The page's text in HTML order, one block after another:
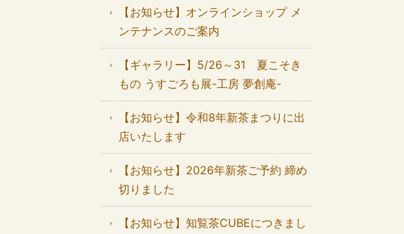
【お知らせ】オンラインショップ メ
ンテナンスのご案内
【ギャラリー】5/26～31 夏こそき
もの うすごろも展-工房 夢創庵-
【お知らせ】令和8年新茶まつりに出
店いたします
【お知らせ】2026年新茶ご予約 締め
切りました
【お知らせ】知覧茶CUBEにつきまし